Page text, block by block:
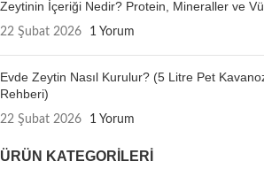
Zeytinin İçeriği Nedir? Protein, Mineraller ve
22 Şubat 2026 1 Yorum
Evde Zeytin Nasıl Kurulur? (5 Litre Pet
Rehberi)
22 Şubat 2026 1 Yorum
ÜRÜN KATEGORILERI